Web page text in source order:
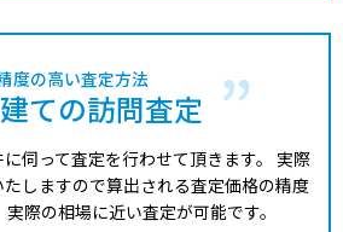
度の高い査定方法
ての訪問査定
伺って査定を行わせて頂きます。 実際
しますので算出される査定価格の精度
実際の相場に近い査定が可能です。